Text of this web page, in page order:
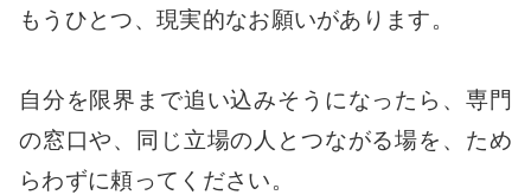
もうひとつ、現実的なお願いがあります。
自分を限界まで追い込みそうになったら、専門
の窓口や、同じ立場の人とつながる場を、ため
らわずに頼ってください。